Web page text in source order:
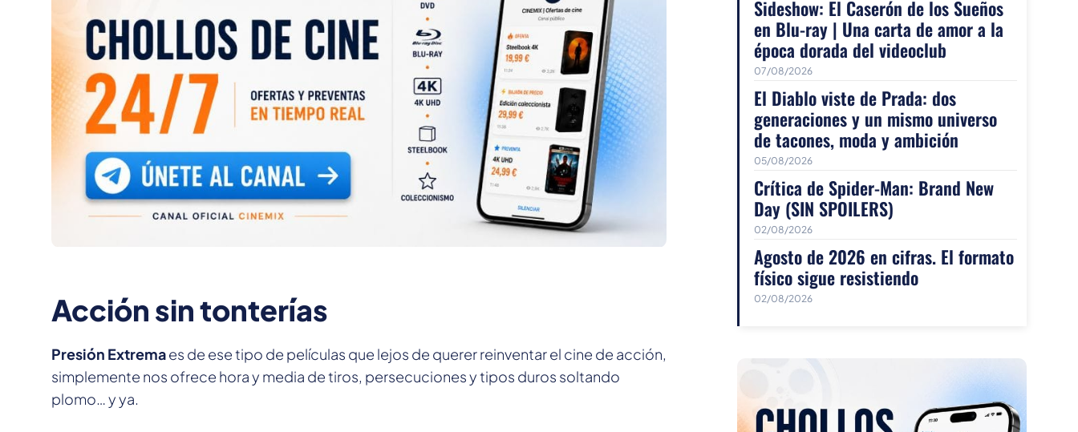
Acción sin tonterías
Presión Extremaes de ese tipo de películas que lejos de querer reinventar el cine de acción,
simplemente nos ofrece hora y media de tiros, persecuciones y tipos duros soltando
plomo… y ya.
Sideshow: El Caserón de los Sueños
en Blu-ray | Una carta de amor a la
época dorada del videoclub
07/08/2026
El Diablo viste de Prada: dos
generaciones y un mismo universo
de tacones, moda y ambición
05/08/2026
Crítica de Spider-Man: Brand New
Day (SIN SPOILERS)
02/08/2026
Agosto de 2026 en cifras. El formato
físico sigue resistiendo
02/08/2026